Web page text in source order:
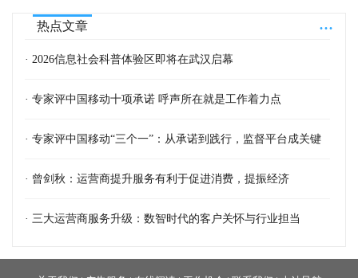
...
热点文章
· 2026信息社会科普体验区即将在武汉启幕
· 专家评中国移动十项承诺 呼声所在就是工作着力点
· 专家评中国移动“三个一”：从承诺到践行，监督平台成关键
· 曾剑秋：运营商提升服务有利于促进消费，提振经济
· 三大运营商服务升级：数智时代的客户关怀与行业担当